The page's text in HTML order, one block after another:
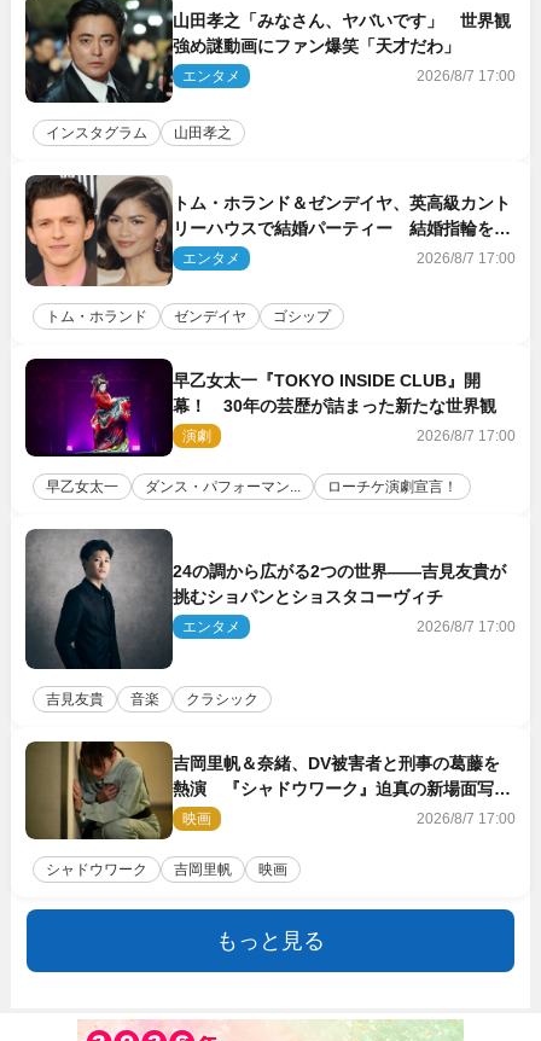
山田孝之「みなさん、ヤバいです」 世界観
強め謎動画にファン爆笑「天才だわ」
エンタメ 2026/8/7 17:00
インスタグラム 山田孝之
トム・ホランド＆ゼンデイヤ、英高級カント
リーハウスで結婚パーティー 結婚指輪を身
に着けたトムも初キャッチ
エンタメ 2026/8/7 17:00
トム・ホランド ゼンデイヤ ゴシップ
早乙女太一『TOKYO INSIDE CLUB』開
幕！ 30年の芸歴が詰まった新たな世界観
演劇 2026/8/7 17:00
早乙女太一 ダンス・パフォーマン... ローチケ演劇宣言！
24の調から広がる2つの世界――吉見友貴が
挑むショパンとショスタコーヴィチ
エンタメ 2026/8/7 17:00
吉見友貴 音楽 クラシック
吉岡里帆＆奈緒、DV被害者と刑事の葛藤を
熱演 『シャドウワーク』迫真の新場面写真
公開
映画 2026/8/7 17:00
シャドウワーク 吉岡里帆 映画
もっと見る